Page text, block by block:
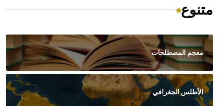
متنوع
معجم المصطلحات
الأطلس الجغرافي